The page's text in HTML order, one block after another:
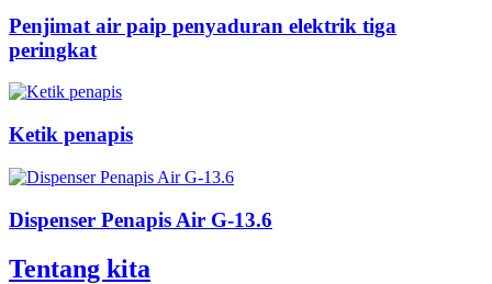
Penjimat air paip penyaduran elektrik tiga
peringkat
Ketik penapis
Dispenser Penapis Air G-13.6
Tentang kita